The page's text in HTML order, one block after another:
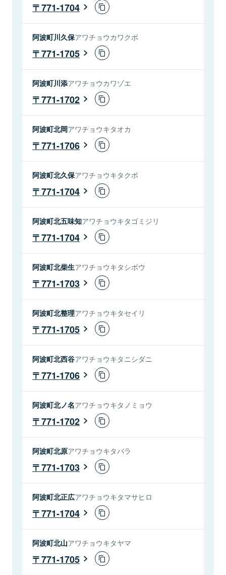
771-1704
阿波町川久保アワチョウカワクボ
771-1705
阿波町川添アワチョウカワゾエ
771-1702
阿波町北岡アワチョウキタオカ
771-1706
阿波町北久保アワチョウキタクボ
771-1704
阿波町北五味知アワチョウキタゴミジリ
771-1704
阿波町北柴生アワチョウキタシボウ
771-1703
阿波町北整理アワチョウキタセイリ
771-1705
阿波町北西谷アワチョウキタニシダニ
771-1706
阿波町北ノ名アワチョウキタノミョウ
771-1702
阿波町北原アワチョウキタバラ
771-1703
阿波町北正広アワチョウキタマサヒロ
771-1704
阿波町北山アワチョウキタヤマ
771-1705